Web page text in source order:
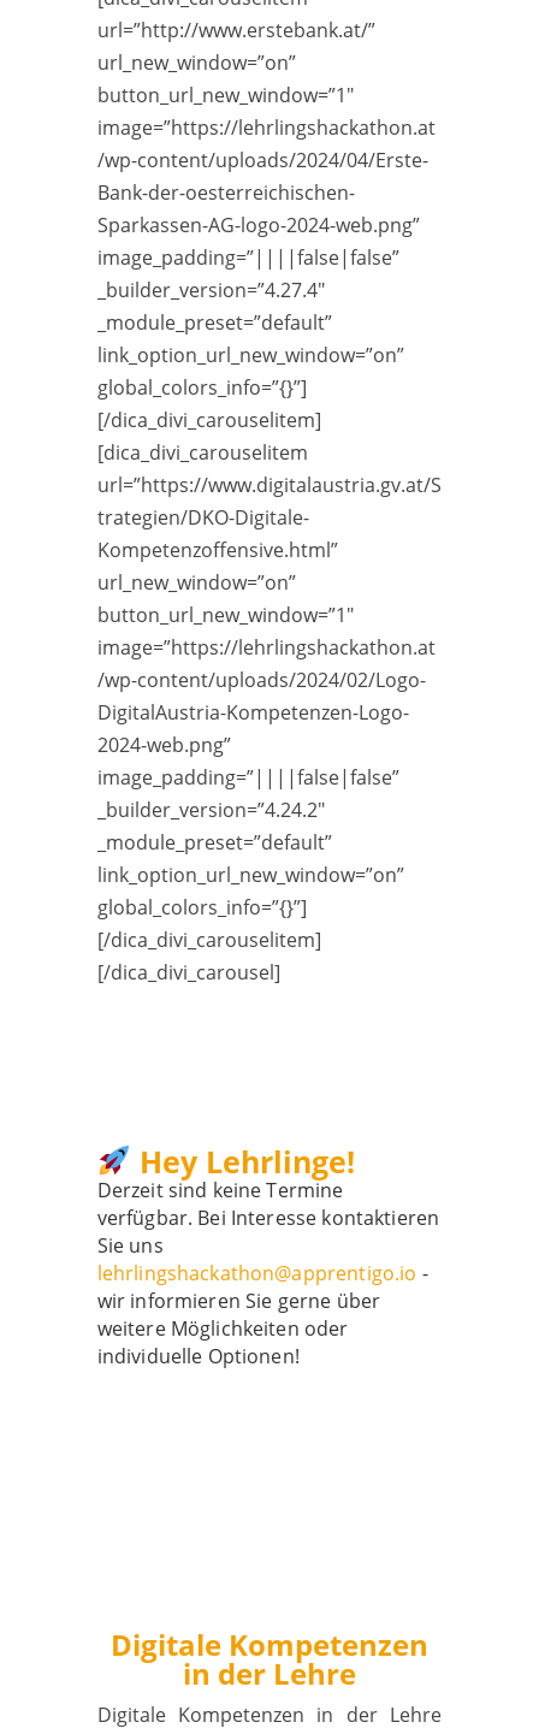
url=”http://www.erstebank.at/”
url_new_window=”on”
button_url_new_window=”1″
image=”https://lehrlingshackathon.at
/wp-content/uploads/2024/04/Erste-
Bank-der-oesterreichischen-
Sparkassen-AG-logo-2024-web.png”
image_padding=”||||false|false”
_builder_version=”4.27.4″
_module_preset=”default”
link_option_url_new_window=”on”
global_colors_info=”{}”]
[/dica_divi_carouselitem]
[dica_divi_carouselitem
url=”https://www.digitalaustria.gv.at/S
trategien/DKO-Digitale-
Kompetenzoffensive.html”
url_new_window=”on”
button_url_new_window=”1″
image=”https://lehrlingshackathon.at
/wp-content/uploads/2024/02/Logo-
DigitalAustria-Kompetenzen-Logo-
2024-web.png”
image_padding=”||||false|false”
_builder_version=”4.24.2″
_module_preset=”default”
link_option_url_new_window=”on”
global_colors_info=”{}”]
[/dica_divi_carouselitem]
[/dica_divi_carousel]
Hey Lehrlinge!
Derzeit sind keine Termine
verfügbar. Bei Interesse kontaktieren
Sie uns
lehrlingshackathon@apprentigo.io -
wir informieren Sie gerne über
weitere Möglichkeiten oder
individuelle Optionen!
Digitale Kompetenzen
in der Lehre
Digitale Kompetenzen in der Lehre